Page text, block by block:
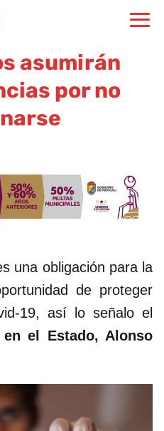
asumirán
por no
una obligación para la
de proteger
19, así lo señalo el
el Estado, Alonso